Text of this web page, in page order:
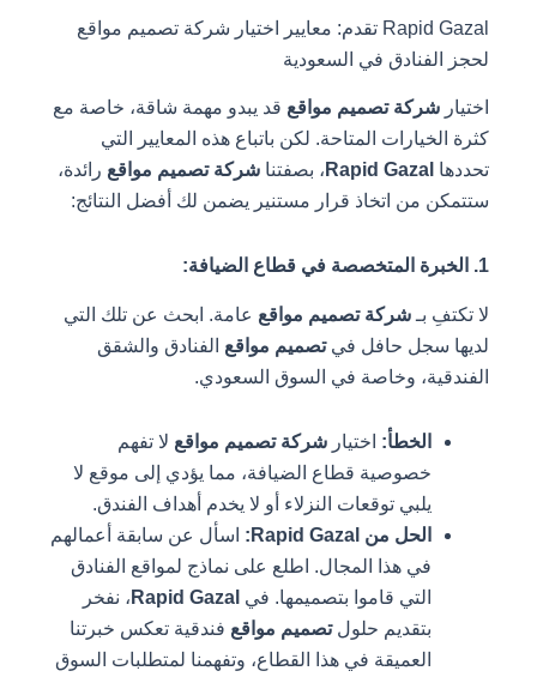
Rapid Gazal تقدم: معايير اختيار شركة تصميم مواقع
لحجز الفنادق في السعودية
اختيارشركة تصميم مواقعقد يبدو مهمة شاقة، خاصة مع
كثرة الخيارات المتاحة. لكن باتباع هذه المعايير التي
تحددهاRapid Gazal، بصفتناشركة تصميم مواقعرائدة،
ستتمكن من اتخاذ قرار مستنير يضمن لك أفضل النتائج:
لا تكتفِ بـشركة تصميم مواقععامة. ابحث عن تلك التي
لديها سجل حافل في تصميم مواقعالفنادق والشقق
الفندقية، وخاصة في السوق السعودي.
الخطأ:اختيارشركة تصميم مواقعلا تفهم
خصوصية قطاع الضيافة، مما يؤدي إلى موقع لا
يلبي توقعات النزلاء أو لا يخدم أهداف الفندق.
الحل من Rapid Gazal:
اسأل عن سابقة أعمالهم
في هذا المجال. اطلع على نماذج لمواقع الفنادق
التي قاموا بتصميمها. في Rapid Gazal، نفخر
بتقديم حلول تصميم مواقعفندقية تعكس خبرتنا
العميقة في هذا القطاع، وتفهمنا لمتطلبات السوق